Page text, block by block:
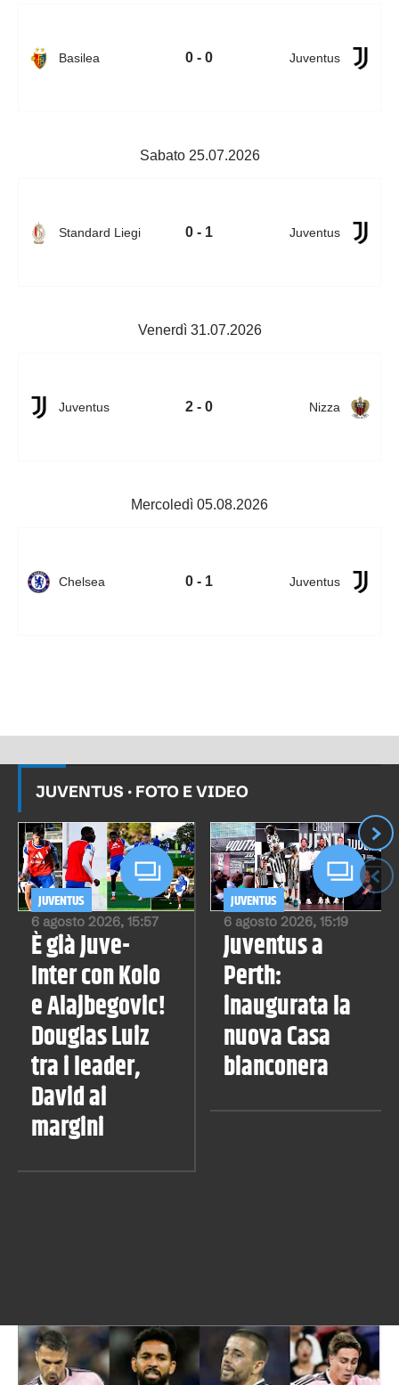
Basilea 0 - 0 Juventus
Sabato 25.07.2026
Standard Liegi 0 - 1 Juventus
Venerdì 31.07.2026
Juventus 2 - 0 Nizza
Mercoledì 05.08.2026
Chelsea 0 - 1 Juventus
JUVENTUS · FOTO E VIDEO
6 agosto 2026, 15:57
JUVENTUS
È già Juve-
Inter con Kolo
e Alajbegovic!
Douglas Luiz
tra i leader,
David ai
margini
6 agosto 2026, 15:19
JUVENTUS
Juventus a
Perth:
inaugurata la
nuova Casa
bianconera